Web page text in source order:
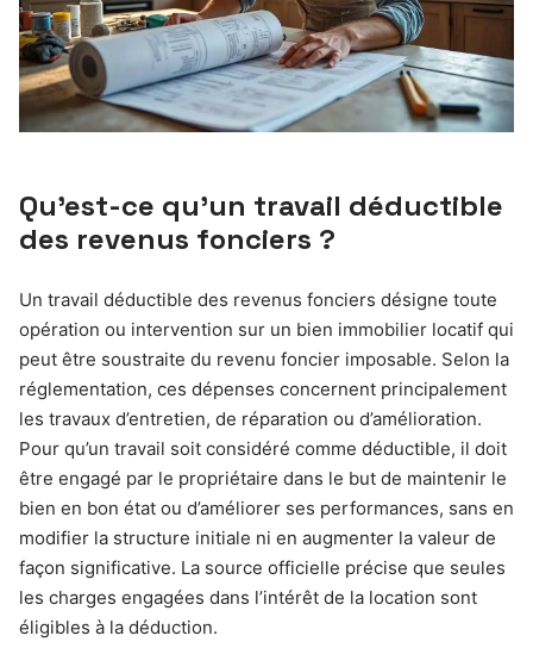
Qu’est-ce qu’un travail déductible
des revenus fonciers ?
Un travail déductible des revenus fonciers désigne toute
opération ou intervention sur un bien immobilier locatif qui
peut être soustraite du revenu foncier imposable. Selon la
réglementation, ces dépenses concernent principalement
les travaux d’entretien, de réparation ou d’amélioration.
Pour qu’un travail soit considéré comme déductible, il doit
être engagé par le propriétaire dans le but de maintenir le
bien en bon état ou d’améliorer ses performances, sans en
modifier la structure initiale ni en augmenter la valeur de
façon significative. La source officielle précise que seules
les charges engagées dans l’intérêt de la location sont
éligibles à la déduction.